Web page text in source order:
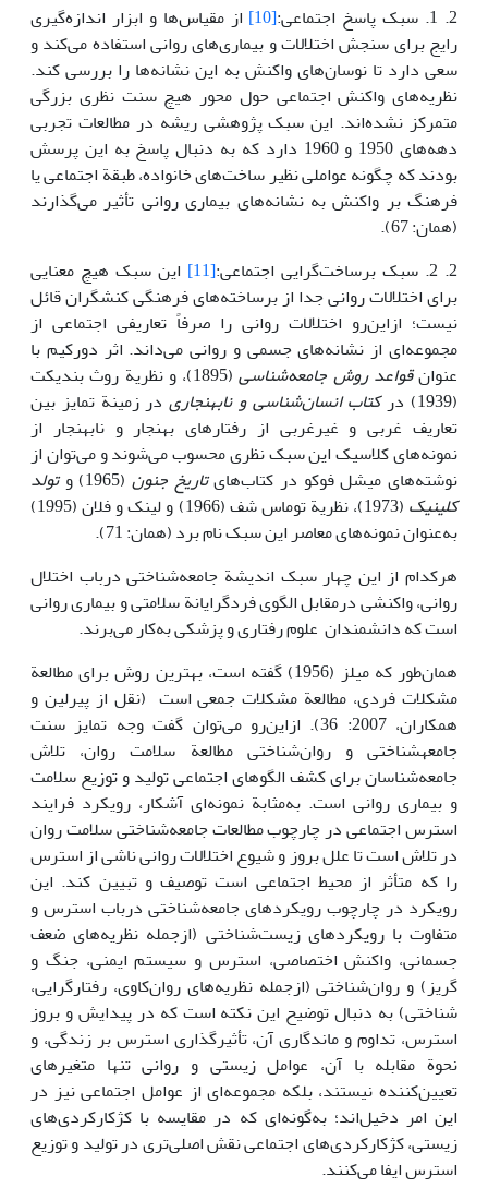
2. 1. سبک پاسخ اجتماعی:
[10]
از مقیاس‌ها و ابزار اندازه‌گیری
رایج برای سنجش اختلالات و بیماری‌های روانی استفاده می‌کند و
سعی دارد تا نوسان‌های واکنش به این نشانه‌ها را بررسی کند.
نظریه‌های واکنش اجتماعی حول محور هیچ سنت نظری بزرگی
متمرکز نشده‌اند. این سبک پژوهشی ریشه در مطالعات تجربی
دهه‌های 1950 و 1960 دارد که به دنبال پاسخ به این پرسش
بودند که چگونه عواملی نظیر ساخت‌های خانواده، طبقة اجتماعی یا
فرهنگ بر واکنش به نشانه‌های بیماری روانی تأثیر می‌گذارند
(همان: 67).
2. 2. سبک برساخت‌گرایی اجتماعی:
[11]
این سبک هیچ معنایی
برای اختلالات روانی جدا از برساخته‌های فرهنگی کنشگران قائل
نیست؛ ازاین‌رو اختلالات روانی را صرفاً تعاریفی اجتماعی از
مجموعه‌ای از نشانه‌های جسمی و روانی می‌داند. اثر دورکیم با
عنوانقواعد روش جامعه‌شناسی
(1895)، و نظریة روث بندیکت
(1939) در
کتاب انسان‌شناسی و نابهنجاریدر زمینة تمایز بین
تعاریف غربی و غیرغربی از رفتارهای بهنجار و نابهنجار از
نمونه‌های کلاسیک این سبک نظری محسوب می‌شوند و می‌توان از
نوشته‌های میشل فوکو در کتاب‌هایتاریخ جنون(1965) و
تولد
کلینیک
(1973)، نظریة توماس شف (1966) و لینک و فلان (1995)
به‌عنوان نمونه‌های معاصر این سبک نام برد (همان: 71).
هرکدام از این چهار سبک اندیشة جامعه‌شناختی درباب اختلال
روانی، واکنشی درمقابل الگوی فردگرایانة سلامتی و بیماری روانی
است که دانشمندان علوم رفتاری و پزشکی به‌کار می‌برند.
همان‌طور که میلز (1956) گفته است، بهترین روش برای مطالعة
مشکلات فردی، مطالعة مشکلات جمعی است (نقل از پیرلین و
همکاران، 2007: 36). ازاین‌رو می‌توان گفت وجه تمایز سنت
جامعه­شناختی و روان‌شناختی مطالعة سلامت روان، تلاش
جامعه‌شناسان برای کشف الگوهای اجتماعی تولید و توزیع سلامت
و بیماری روانی است. به‌مثابة نمونه‌ای آشکار، رویکرد فرایند
استرس اجتماعی در چارچوب مطالعات جامعه‌شناختی سلامت روان
در تلاش است تا علل بروز و شیوع اختلالات روانی ناشی از استرس
را که متأثر از محیط اجتماعی است توصیف و تبیین کند. این
رویکرد در چارچوب رویکردهای جامعه‌شناختی درباب استرس و
متفاوت با رویکردهای زیست‌شناختی (ازجمله نظریه‌های ضعف
جسمانی، واکنش اختصاصی، استرس و سیستم ایمنی، جنگ و
گریز) و روان‌شناختی (ازجمله نظریه‌های روان‌کاوی، رفتارگرایی،
شناختی) به دنبال توضیح این نکته است که در پیدایش و بروز
استرس، تداوم و ماندگاری آن، تأثیرگذاری استرس بر زندگی، و
نحوة مقابله با آن، عوامل زیستی و روانی تنها متغیرهای
تعیین‌کننده نیستند، بلکه مجموعه‌ای از عوامل اجتماعی نیز در
این امر دخیل‌اند؛ به‌گونه‌ای که در مقایسه با کژکارکردی‌های
زیستی، کژکارکردی‌های اجتماعی نقش اصلی‌تری در تولید و توزیع
استرس ایفا می‌کنند.